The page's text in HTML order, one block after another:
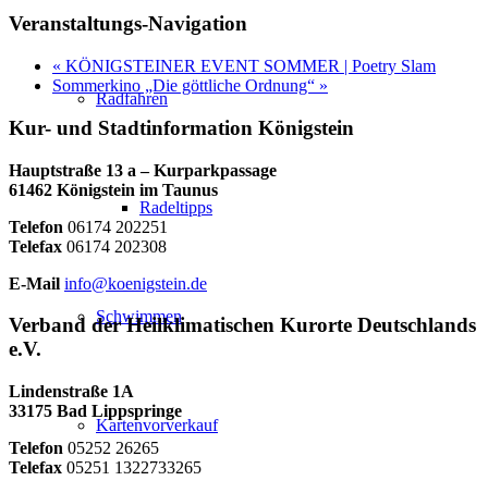
Radfahren
Radeltipps
Schwimmen
Kartenvorverkauf
Veranstaltungs-Navigation
« KÖNIGSTEINER EVENT SOMMER | Poetry Slam
Sommerkino „Die göttliche Ordnung“ »
Kur- und Stadtinformation Königstein
Hauptstraße 13 a – Kurparkpassage
61462 Königstein im Taunus
Telefon 06174 202251
Telefax 06174 202308
E-Mail info@koenigstein.de
Verband der Heilklimatischen Kurorte Deutschlands
e.V.
Lindenstraße 1A
33175 Bad Lippspringe
Telefon 05252 26265
Telefax 05251 1322733265